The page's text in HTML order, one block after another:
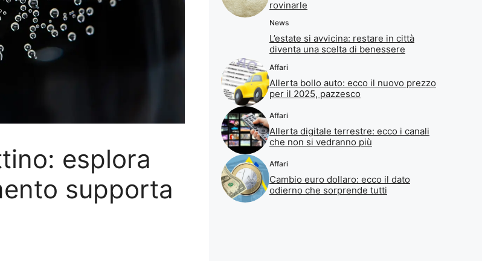
esplora
supporta
rovinarle
News
L’estate si avvicina: restare in città
diventa una scelta di benessere
Affari
Allerta bollo auto: ecco il nuovo prezzo
per il 2025, pazzesco
Affari
Allerta digitale terrestre: ecco i canali
che non si vedranno più
Affari
Cambio euro dollaro: ecco il dato
odierno che sorprende tutti